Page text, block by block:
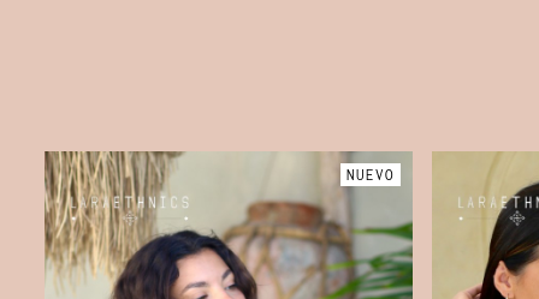
NUEVO